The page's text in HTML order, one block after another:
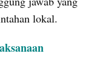
lokal.